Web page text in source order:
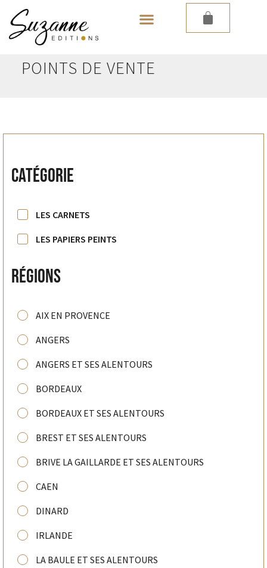
POINTS DE VENTE
Catégorie
LES CARNETS
LES PAPIERS PEINTS
Régions
AIX EN PROVENCE
ANGERS
ANGERS ET SES ALENTOURS
BORDEAUX
BORDEAUX ET SES ALENTOURS
BREST ET SES ALENTOURS
BRIVE LA GAILLARDE ET SES ALENTOURS
CAEN
DINARD
IRLANDE
LA BAULE ET SES ALENTOURS